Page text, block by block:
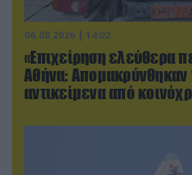
06.08.2026 | 14:02
«Επιχείρηση ελεύθερα
Αθήνα:
αντικείμενα από